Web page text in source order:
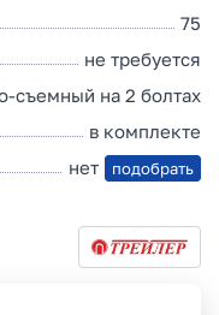
75
не требуется
съемный на 2 болтах
в комплекте
нет подобрать